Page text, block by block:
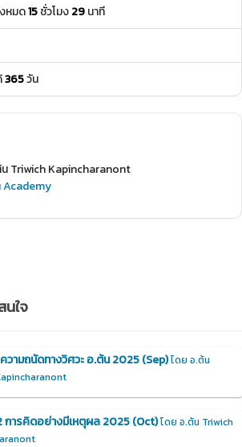
หมด15ชั่วโมง29นาที
365วัน
Triwich Kapincharanont
Academy
ใจ
วามถนัดทางวิศวะ อ.ต้น 2025 (Sep)โดย อ.ต้น
การคิดอย่างมีเหตุผล 2025 (Oct)โดย อ.ต้น Triwich